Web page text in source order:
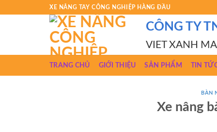
XE NÂNG TAY CÔNG NGHIỆP HÀNG ĐẦU
CÔNG TY
VIET XANH
TRANG CHỦ GIỚI THIỆU SẢN PHẨM TIN
BÀN
Xe nâng